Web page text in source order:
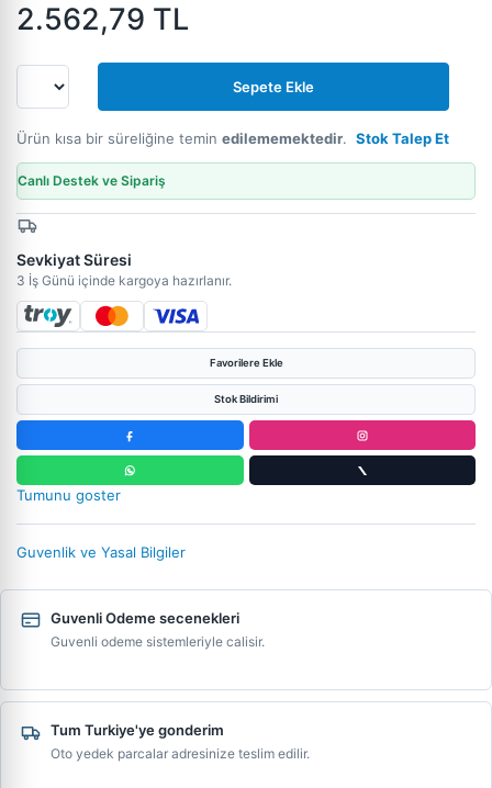
2.562,79 TL
Sepete Ekle
Ürün kısa bir süreliğine temin edilememektedir. Stok Talep Et
Canlı Destek ve Sipariş
Sevkiyat Süresi
3 İş Günü içinde kargoya hazırlanır.
Favorilere Ekle
Stok Bildirimi
Tumunu goster
Guvenlik ve Yasal Bilgiler
Guvenli Odeme secenekleri
Guvenli odeme sistemleriyle calisir.
Tum Turkiye'ye gonderim
Oto yedek parcalar adresinize teslim edilir.